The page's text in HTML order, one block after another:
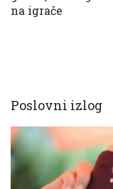
na igrače
Poslovni izlog